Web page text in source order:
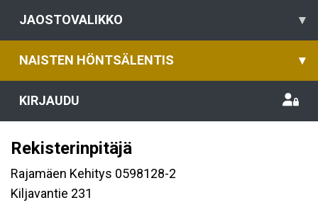
JAOSTOVALIKKO ▾
NAISTEN HÖNTSÄLENTIS ▾
KIRJAUDU
Rekisterinpitäjä
Rajamäen Kehitys 0598128-2
Kiljavantie 231